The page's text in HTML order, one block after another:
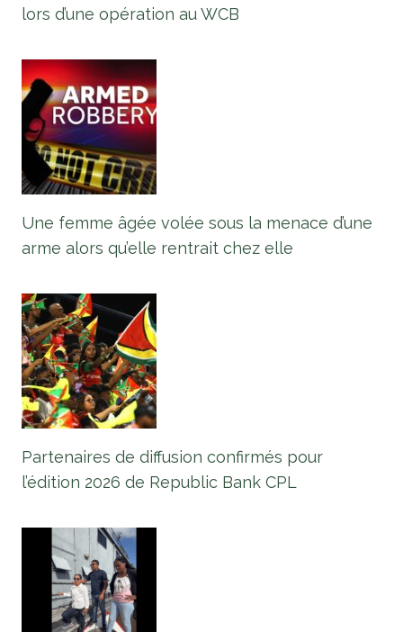
lors d’une opération au WCB
Une femme âgée volée sous la menace d’une
arme alors qu’elle rentrait chez elle
Partenaires de diffusion confirmés pour
l’édition 2026 de Republic Bank CPL